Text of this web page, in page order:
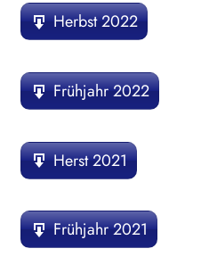
Herbst 2022
Frühjahr 2022
Herst 2021
Frühjahr 2021